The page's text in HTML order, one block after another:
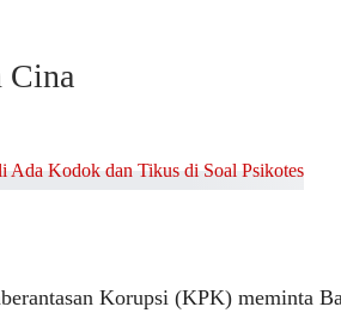
Cina
Korupsi (KPK) meminta